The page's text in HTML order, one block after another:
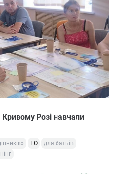
Кривому Розі навчали
ГО
для батьів